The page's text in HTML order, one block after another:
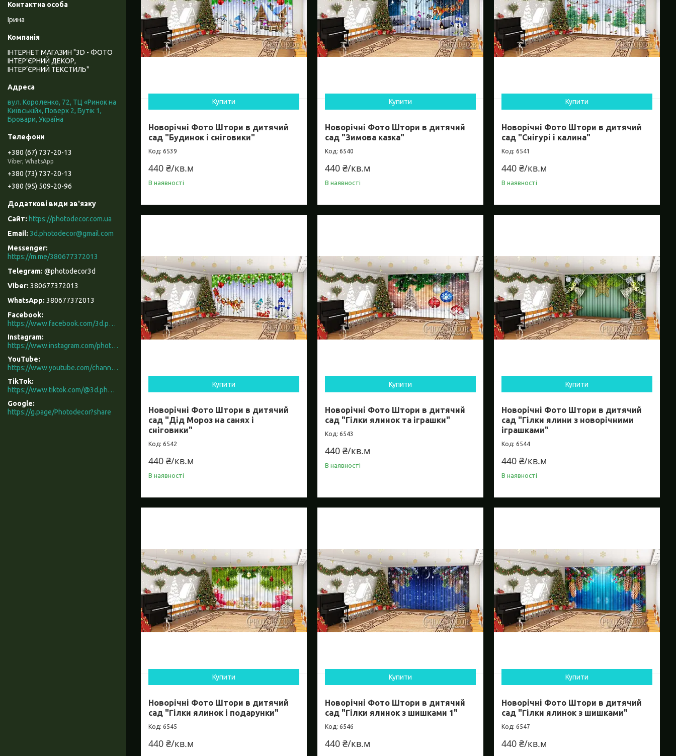
Купити
Новорічні Фото Штори в дитячий
сад "Будинок і сніговики"
6539
440 ₴/кв.м
В наявності
Купити
Новорічні Фото Штори в дитячий
сад "Зимова казка"
6540
440 ₴/кв.м
В наявності
Купити
Новорічні Фото Штори в дитячий
сад "Снігурі і калина"
6541
440 ₴/кв.м
В наявності
Купити
Новорічні Фото Штори в дитячий
сад "Дід Мороз на санях і
сніговики"
6542
440 ₴/кв.м
В наявності
Купити
Новорічні Фото Штори в дитячий
сад "Гілки ялинок та іграшки"
6543
440 ₴/кв.м
В наявності
Купити
Новорічні Фото Штори в дитячий
сад "Гілки ялини з новорічними
іграшками"
6544
440 ₴/кв.м
В наявності
Купити
Новорічні Фото Штори в дитячий
сад "Гілки ялинок і подарунки"
6545
440 ₴/кв.м
Купити
Новорічні Фото Штори в дитячий
сад "Гілки ялинок з шишками 1"
6546
440 ₴/кв.м
Купити
Новорічні Фото Штори в дитячий
сад "Гілки ялинок з шишками"
6547
440 ₴/кв.м
Ірина
ІНТЕРНЕТ МАГАЗИН "3D - ФОТО
ІНТЕР’ЄРНИЙ ДЕКОР,
ІНТЕР’ЄРНИЙ ТЕКСТИЛЬ"
вул. Короленко, 72, ТЦ «Ринок на
Київській», Поверх 2, Бутік 1,
Бровари, Україна
+380 (67) 737-20-13
Viber, WhatsApp
+380 (73) 737-20-13
+380 (95) 509-20-96
https://photodecor.com.ua
3d.photodecor@gmail.com
https://m.me/380677372013
@photodecor3d
380677372013
380677372013
Facebook
https://www.facebook.com/3d.photodecor/
Instagram
https://www.instagram.com/photodecor.com.ua/
YouTube
https://www.youtube.com/channel/UCXCUerfqRY1Pw7-IptdbqyA/videos
TikTok
https://www.tiktok.com/@3d.photodecor?is_from_webapp=1&sender_device=pc
Google
https://g.page/Photodecor?share